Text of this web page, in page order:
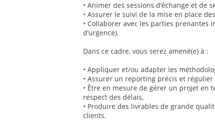
• Animer des sessions d’échange et
• Assurer le suivi de la mise en place
• Collaborer avec les parties prenantes
d’urgence).
Dans ce cadre, vous serez amené(e) à :
• Appliquer et/ou adapter les
• Assurer un reporting précis et
• Être en mesure de gérer un projet en
respect des délais,
• Produire des livrables de grande
clients.